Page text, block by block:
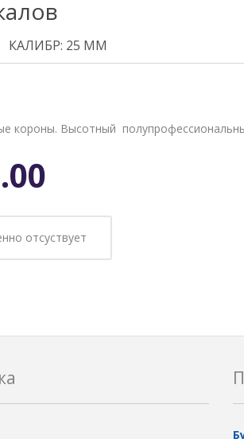
КАЛИБР: 25 ММ
короны. Высотный
отсуствует